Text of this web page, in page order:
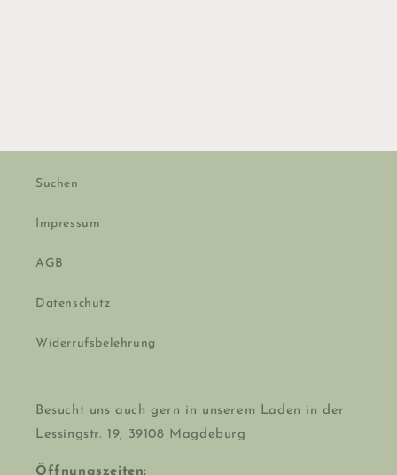
Suchen
Impressum
AGB
Datenschutz
Widerrufsbelehrung
Besucht uns auch gern in unserem Laden in der
Lessingstr. 19, 39108 Magdeburg
Öffnungszeiten: